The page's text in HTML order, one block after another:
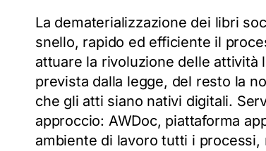
La dematerializzazione dei libri
snello, rapido ed efficiente il
attuare la rivoluzione delle attività
prevista dalla legge, del resto la
che gli atti siano nativi digitali.
approccio: AWDoc, piattaforma
ambiente di lavoro tutti i